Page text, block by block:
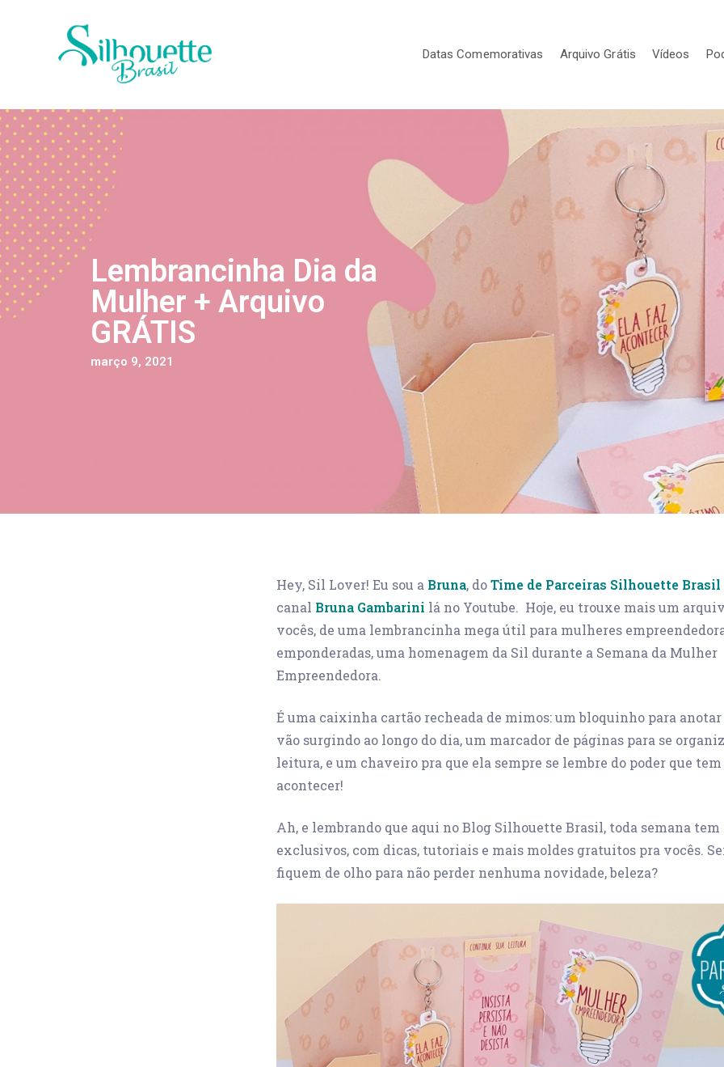
Datas Comemorativas Arquivo Grátis Vídeos
Lembrancinha Dia da
Mulher + Arquivo
GRÁTIS
março 9, 2021
Hey, Sil Lover! Eu sou a Bruna, doTime de Parceiras Silhouette Brasil
canal Bruna Gambarini lá no Youtube. Hoje, eu trouxe mais um
vocês, de uma lembrancinha mega útil para mulheres
emponderadas, uma homenagem da Sil durante a Semana da Mulher
Empreendedora.
É uma caixinha cartão recheada de mimos: um bloquinho para anotar
vão surgindo ao longo do dia, um marcador de páginas para se
leitura, e um chaveiro pra que ela sempre se lembre do poder que
acontecer!
Ah, e lembrando que aqui no Blog Silhouette Brasil, toda semana tem
exclusivos, com dicas, tutoriais e mais moldes gratuitos pra vocês.
fiquem de olho para não perder nenhuma novidade, beleza?